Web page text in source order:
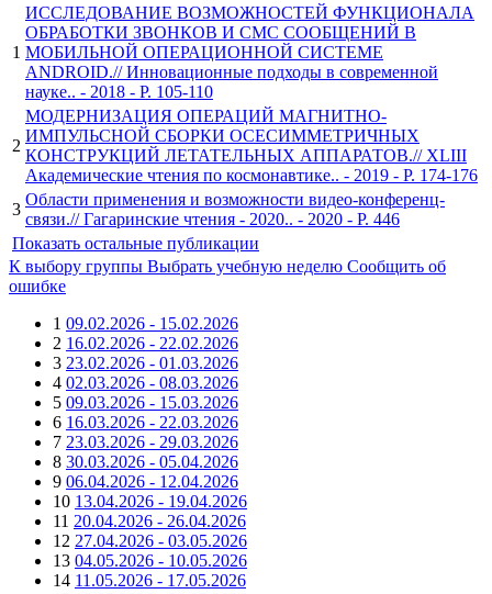
1
ИССЛЕДОВАНИЕ ВОЗМОЖНОСТЕЙ ФУНКЦИОНАЛА
ОБРАБОТКИ ЗВОНКОВ И СМС СООБЩЕНИЙ В
МОБИЛЬНОЙ ОПЕРАЦИОННОЙ СИСТЕМЕ
ANDROID.// Инновационные подходы в современной
науке.. - 2018 - P. 105-110
2
МОДЕРНИЗАЦИЯ ОПЕРАЦИЙ МАГНИТНО-
ИМПУЛЬСНОЙ СБОРКИ ОСЕСИММЕТРИЧНЫХ
КОНСТРУКЦИЙ ЛЕТАТЕЛЬНЫХ АППАРАТОВ.// XLIII
Академические чтения по космонавтике.. - 2019 - P. 174-176
3
Области применения и возможности видео-конференц-
связи.// Гагаринские чтения - 2020.. - 2020 - P. 446
Показать остальные публикации
К выбору группы Выбрать учебную неделю Сообщить об
ошибке
1 09.02.2026 - 15.02.2026
2 16.02.2026 - 22.02.2026
3 23.02.2026 - 01.03.2026
4 02.03.2026 - 08.03.2026
5 09.03.2026 - 15.03.2026
6 16.03.2026 - 22.03.2026
7 23.03.2026 - 29.03.2026
8 30.03.2026 - 05.04.2026
9 06.04.2026 - 12.04.2026
10 13.04.2026 - 19.04.2026
11 20.04.2026 - 26.04.2026
12 27.04.2026 - 03.05.2026
13 04.05.2026 - 10.05.2026
14 11.05.2026 - 17.05.2026